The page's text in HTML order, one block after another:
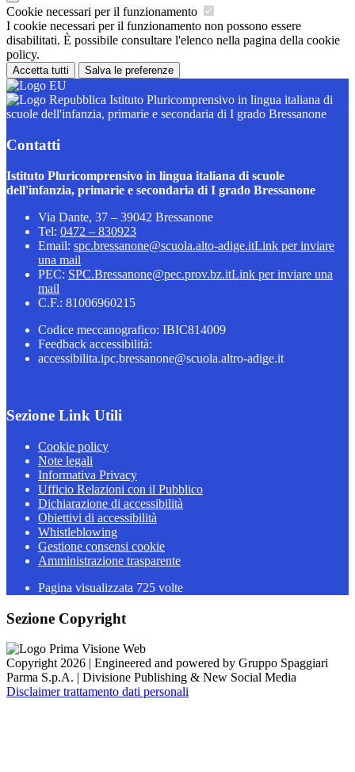
Cookie necessari per il funzionamento
I cookie necessari per il funzionamento non possono essere
disabilitati. È possibile consultare l'elenco nella pagina della cookie
policy.
Accetta tutti Salva le preferenze
Istituto Pluricomprensivo in lingua italiana di
scuole dell'infanzia, primarie e secondaria di I grado Bressanone
Contatti
Istituto Pluricomprensivo in lingua italiana di scuole
dell'infanzia, primarie e secondaria di I grado Bressanone
Via Dante, 37 – 39042 Bressanone
Tel: 0472 – 830923
Email: spc.bressanone@scuola.alto-adige.itLink per inviare
una mail
PEC: SPC.Bressanone@pec.prov.bz.itLink per inviare una
mail
C.F.: 81006960215
Codice meccanografico: IBIC814009
Feedback accessibilità:
accessibilita.ipc.bressanone@scuola.altro-adige.it
Sezione Link Utili
Cookie policy
Note legali
Informativa Privacy
Ufficio Relazioni con il Pubblico
Dichiarazione di accessibilità
Obiettivi di accessibilità
Whistleblowing
Gestione consensi cookie
Amministrazione trasparente
Pagina visualizzata 725 volte
Sezione Copyright
Copyright 2026 | Engineered and powered by Gruppo Spaggiari
Parma S.p.A. | Divisione Publishing & New Social Media
Disclaimer trattamento dati personali